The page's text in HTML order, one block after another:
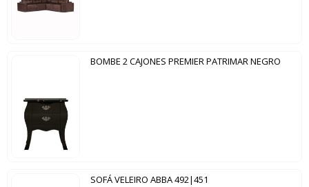
BOMBE 2 CAJONES PREMIER PATRIMAR NEGRO
SOFÁ VELEIRO ABBA 492|451